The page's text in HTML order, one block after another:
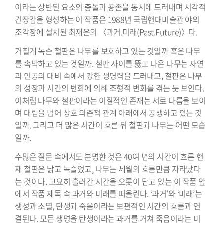
이라는 상반된 요소의 충돌과 공존을 동시에 드러내며 시각적
긴장감을 형성하는 이 작품은 1988년 국립현대미술관 야외
조각장에 설치된 최재은의 〈과거.미래(Past.Future)〉다.
거칠게 녹슨 철판은 나무를 보호하고 있는 것일까 혹은 나무
를 속박하고 있는 것일까. 철판 사이를 뚫고 나온 나무는 자연
과 인공의 대비 속에서 강한 생명력을 드러내고, 철판은 나무
의 성장과 시간의 변화에 의해 조형적 변화를 겪는 듯 보인다.
이처럼 나무와 철판이라는 이질적인 존재는 서로 다름을 보이
며 대립을 넘어 상호 의존적 관계 아래에서 공생하고 있는 것
일까. 그리고 더 많은 시간이 흐른 뒤 철판과 나무는 어떤 모습
일까.
수많은 질문 속에서도 분명한 것은 40여 년의 시간이 흐른 현
재 철판은 낡고 녹슬었고, 나무는 세월의 흐름만큼 자라났다
는 것이다. 고요히 흘러간 시간을 오롯이 담고 있는 이 작품 앞
에서 작품 제목 속 과거와 미래를 떠올린다. ‘과거’와 ‘미래’는
생성과 소멸, 탄생과 죽음이라는 보편적인 시간의 흐름과 연
결된다. 모든 생명을 탄생이라는 과거를 거쳐 죽음이라는 미